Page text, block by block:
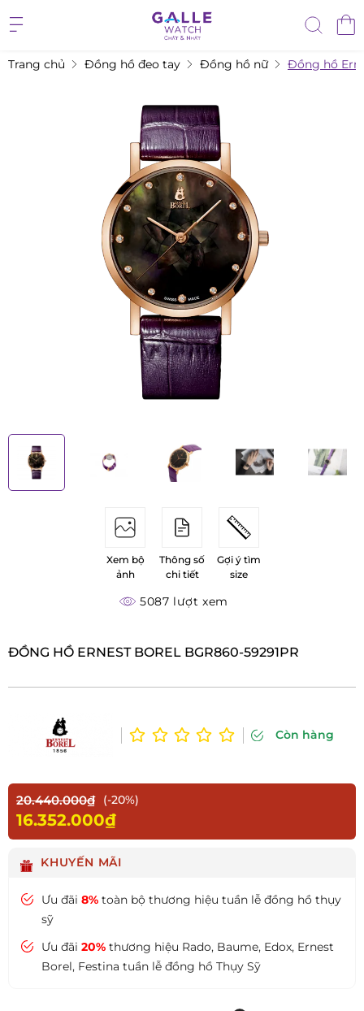
Trang chủ Đồng hồ đeo tay Đồng hồ nữ Đồng hồ
Xem bộ
ảnh
Thông số
chi tiết
Gợi ý tìm
size
5087 lượt xem
ĐỒNG HỒ ERNEST BOREL BGR860-59291PR
Còn hàng
20.440.000₫ (-20%)
16.352.000₫
KHUYẾN MÃI
Ưu đãi 8% toàn bộ thương hiệu tuần lễ đồng hồ thụy
sỹ
Ưu đãi 20% thương hiệu Rado, Baume, Edox, Ernest
Borel, Festina tuần lễ đồng hồ Thụy Sỹ